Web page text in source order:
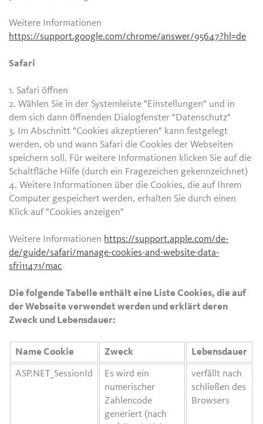
Weitere Informationen
https://support.google.com/chrome/answer/95647?hl=de
Safari
1. Safari öffnen
2. Wählen Sie in der Systemleiste "Einstellungen" und in
dem sich dann öffnenden Dialogfenster "Datenschutz"
3. Im Abschnitt "Cookies akzeptieren" kann festgelegt
werden, ob und wann Safari die Cookies der Webseiten
speichern soll. Für weitere Informationen klicken Sie auf die
Schaltfläche Hilfe (durch ein Fragezeichen gekennzeichnet)
4. Weitere Informationen über die Cookies, die auf Ihrem
Computer gespeichert werden, erhalten Sie durch einen
Klick auf "Cookies anzeigen"
Weitere Informationen https://support.apple.com/de-
de/guide/safari/manage-cookies-and-website-data-
sfri11471/mac
Die folgende Tabelle enthält eine Liste Cookies, die auf
der Webseite verwendet werden und erklärt deren
Zweck und Lebensdauer:
Name Cookie Zweck Lebensdauer
ASP.NET_SessionId
Es wird ein
numerischer
Zahlencode
generiert (nach
verfällt nach
schließen des
Browsers